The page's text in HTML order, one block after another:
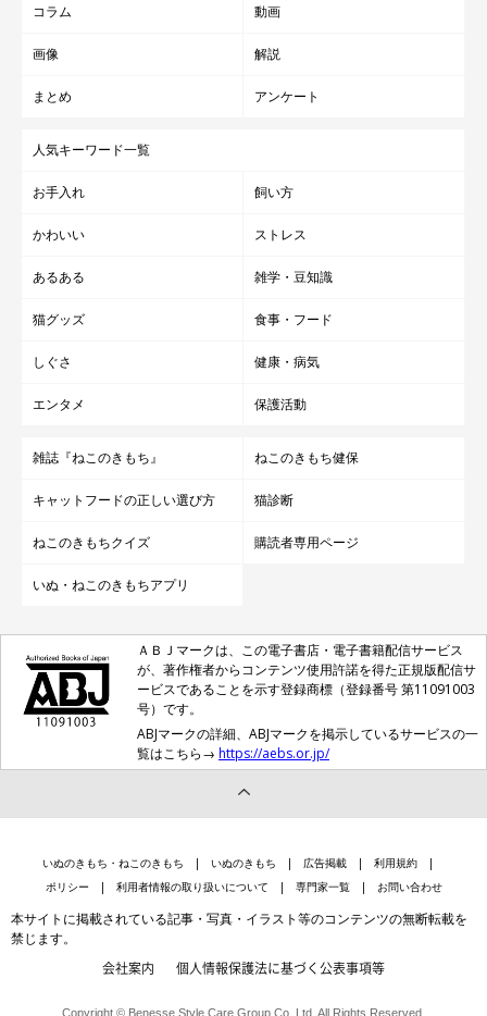
コラム 動画
画像 解説
まとめ アンケート
人気キーワード一覧
お手入れ 飼い方
かわいい ストレス
あるある 雑学・豆知識
猫グッズ 食事・フード
しぐさ 健康・病気
エンタメ 保護活動
雑誌『ねこのきもち』 ねこのきもち健保
キャットフードの正しい選び方 猫診断
ねこのきもちクイズ 購読者専用ページ
いぬ・ねこのきもちアプリ
ＡＢＪマークは、この電子書店・電子書籍配信サービス
が、著作権者からコンテンツ使用許諾を得た正規版配信サ
ービスであることを示す登録商標（登録番号 第11091003
号）です。
ABJマークの詳細、ABJマークを掲示しているサービスの一
覧はこちら→ https://aebs.or.jp/
いぬのきもち・ねこのきもち いぬのきもち 広告掲載
利用規約
ポリシー
利用者情報の取り扱いについて 専門家一覧 お問い合わせ
本サイトに掲載されている記事・写真・イラスト等のコンテンツの無断転載を
禁じます。
会社案内 個人情報保護法に基づく公表事項等
Copyright © Benesse Style Care Group Co.,Ltd. All Rights Reserved.